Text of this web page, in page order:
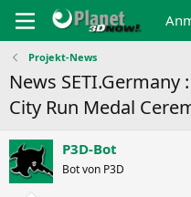
Projekt-News
News SETI.Germany
City Run Medal
P3D-Bot
Bot von P3D